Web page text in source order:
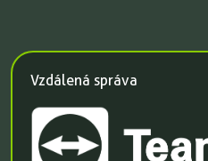
Vzdálená správa